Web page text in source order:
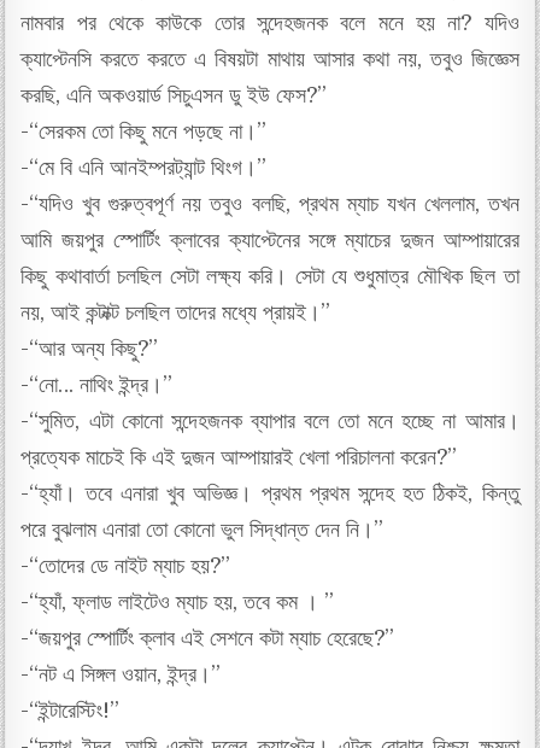
নামবার পর থেকে কাউকে তোর সন্দেহজনক বলে মনে হয় না? যদিও
ক্যাপ্টেনসি করতে করতে এ বিষয়টা মাথায় আসার কথা নয়, তবুও জিজ্ঞেস
করছি, এনি অকওয়ার্ড সিচুএসন ডু ইউ ফেস?”
-“সেরকম তো কিছু মনে পড়ছে না।”
-“মে বি এনি আনইম্পরট্যান্ট থিংগ।”
-“যদিও খুব গুরুত্বপূর্ণ নয় তবুও বলছি, প্রথম ম্যাচ যখন খেললাম, তখন
আমি জয়পুর স্পোর্টিং ক্লাবের ক্যাপ্টেনের সঙ্গে ম্যাচের দুজন আম্পায়ারের
কিছু কথাবার্তা চলছিল সেটা লক্ষ্য করি। সেটা যে শুধুমাত্র মৌখিক ছিল তা
নয়, আই কন্টাক্ট চলছিল তাদের মধ্যে প্রায়ই।”
-“আর অন্য কিছু?”
-“নো… নাথিং ইন্দ্র।”
-“সুমিত, এটা কোনো সন্দেহজনক ব্যাপার বলে তো মনে হচ্ছে না আমার।
প্রত্যেক মাচেই কি এই দুজন আম্পায়ারই খেলা পরিচালনা করেন?”
-“হ্যাঁ। তবে এনারা খুব অভিজ্ঞ। প্রথম প্রথম সন্দেহ হত ঠিকই, কিন্তু
পরে বুঝলাম এনারা তো কোনো ভুল সিদ্ধান্ত দেন নি।”
-“তোদের ডে নাইট ম্যাচ হয়?”
-“হ্যাঁ, ফ্লাড লাইটেও ম্যাচ হয়, তবে কম । ”
-“জয়পুর স্পোর্টিং ক্লাব এই সেশনে কটা ম্যাচ হেরেছে?”
-“নট এ সিঙ্গল ওয়ান, ইন্দ্র।”
-“ইন্টারেস্টিং!”